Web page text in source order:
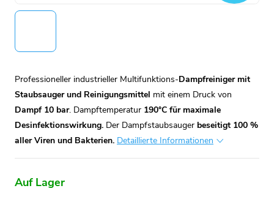
Professioneller industrieller Multifunktions-Dampfreiniger mit
Staubsauger und Reinigungsmittel mit einem Druck von
Dampf 10 bar. Dampftemperatur 190°C für maximale
Desinfektionswirkung. Der Dampfstaubsauger beseitigt 100 %
aller Viren und Bakterien. Detaillierte Informationen
Auf Lager